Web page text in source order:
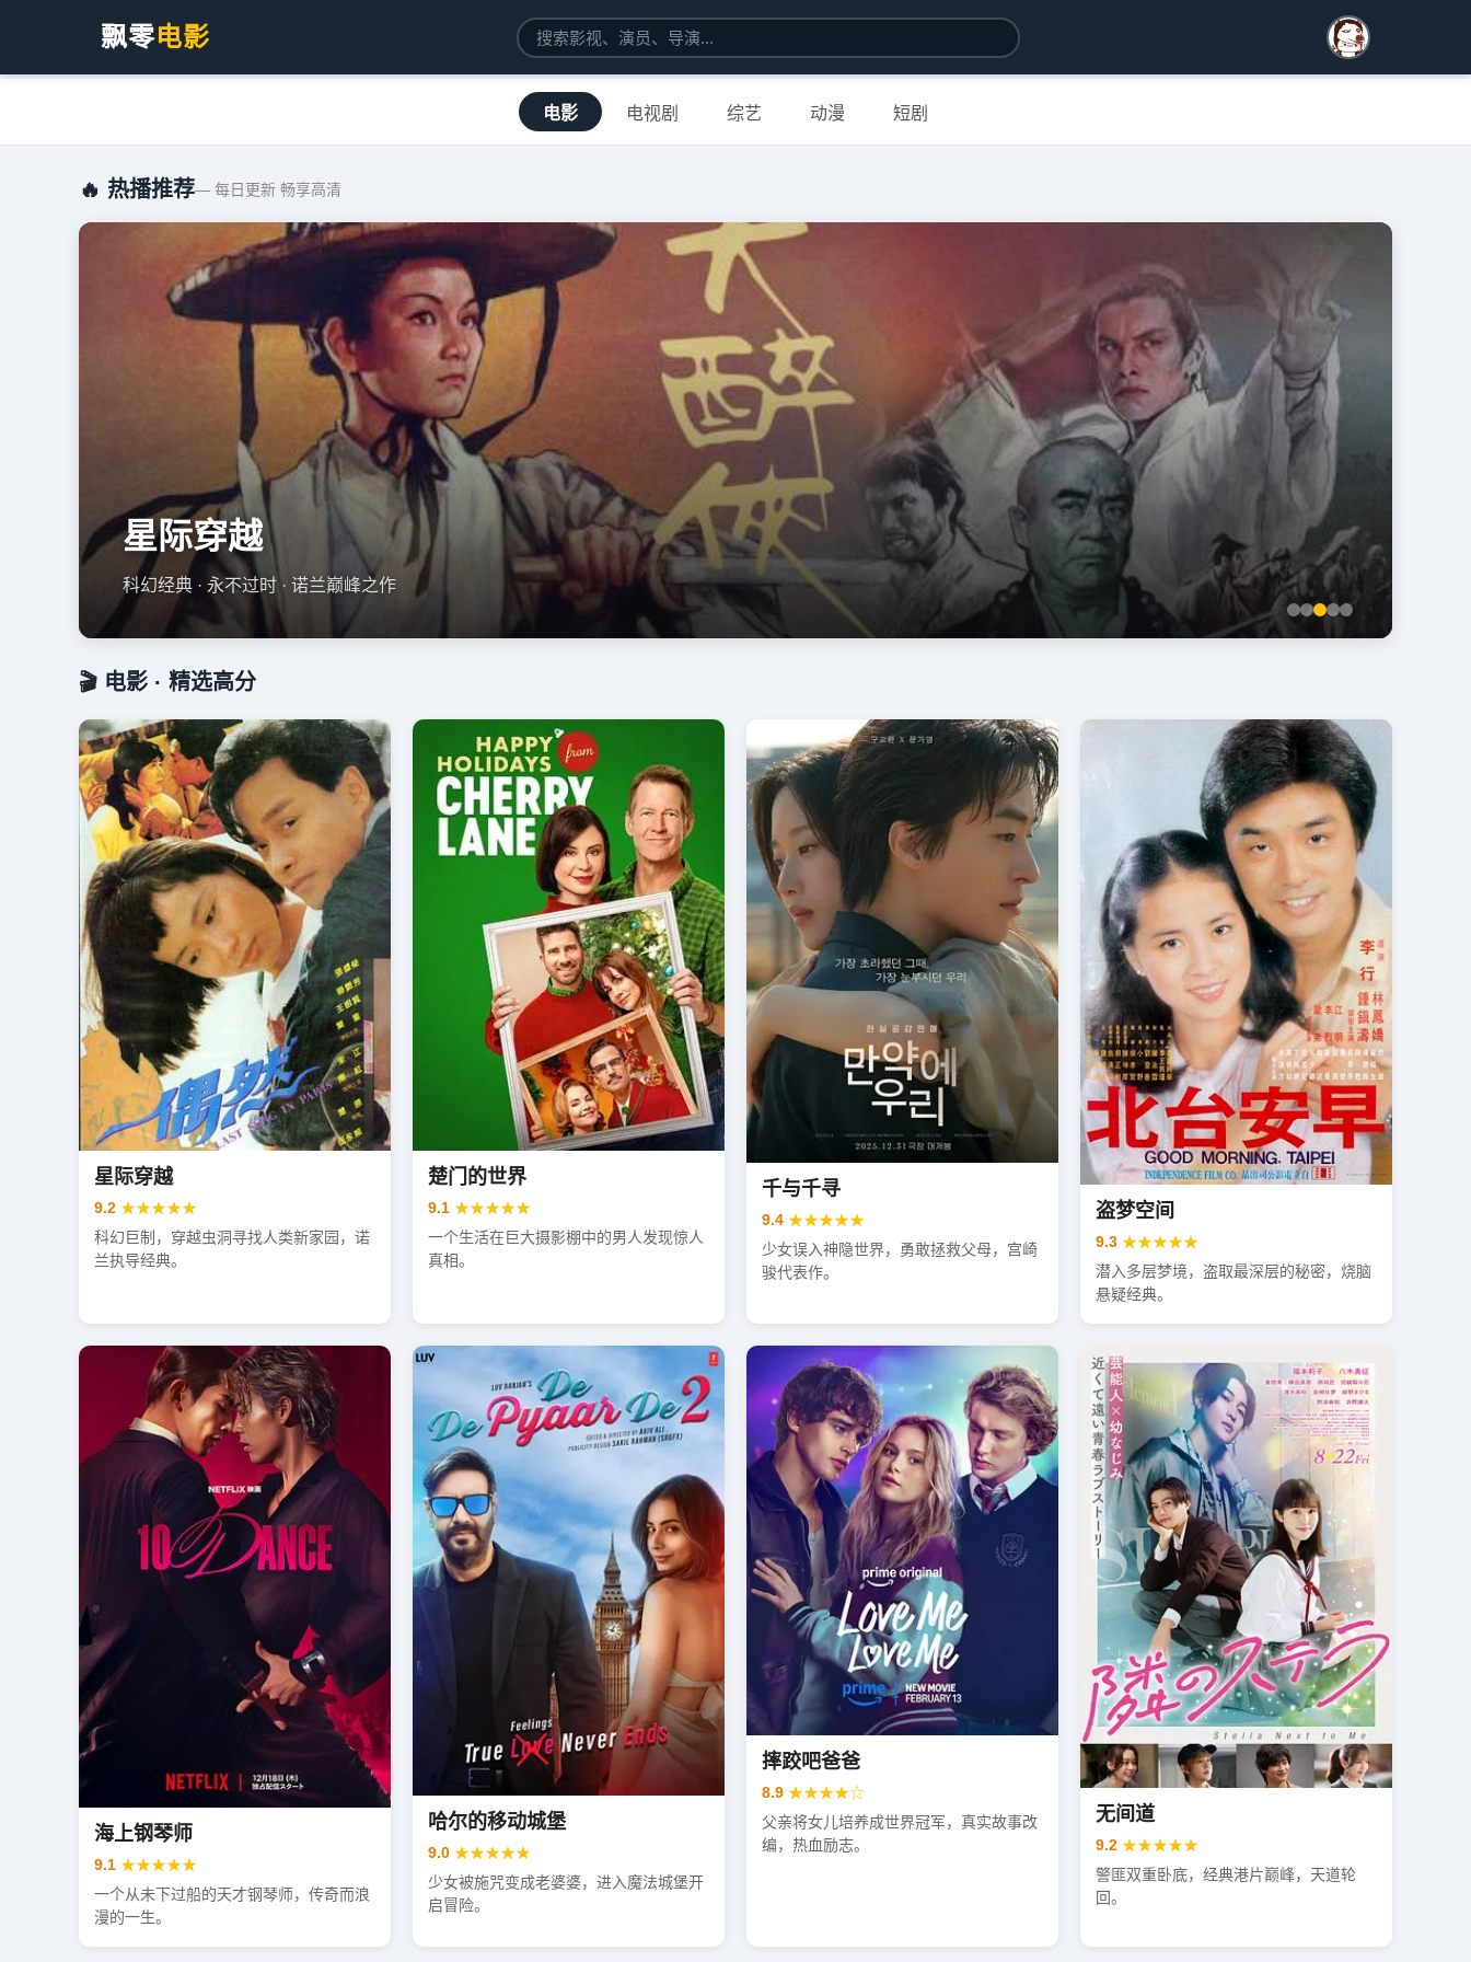
飘零电影
电影 电视剧 综艺 动漫 短剧
🔥 热播推荐— 每日更新 畅享高清
星际穿越
科幻经典 · 永不过时 · 诺兰巅峰之作
🎬 电影 · 精选高分
星际穿越
9.2 ★★★★★
科幻巨制，穿越虫洞寻找人类新家园，诺
兰执导经典。
楚门的世界
9.1 ★★★★★
一个生活在巨大摄影棚中的男人发现惊人
真相。
千与千寻
9.4 ★★★★★
少女误入神隐世界，勇敢拯救父母，宫崎
骏代表作。
盗梦空间
9.3 ★★★★★
潜入多层梦境，盗取最深层的秘密，烧脑
悬疑经典。
海上钢琴师
9.1 ★★★★★
一个从未下过船的天才钢琴师，传奇而浪
漫的一生。
哈尔的移动城堡
9.0 ★★★★★
少女被施咒变成老婆婆，进入魔法城堡开
启冒险。
摔跤吧爸爸
8.9 ★★★★☆
父亲将女儿培养成世界冠军，真实故事改
编，热血励志。
无间道
9.2 ★★★★★
警匪双重卧底，经典港片巅峰，天道轮
回。